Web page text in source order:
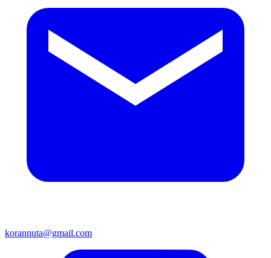
korannuta@gmail.com